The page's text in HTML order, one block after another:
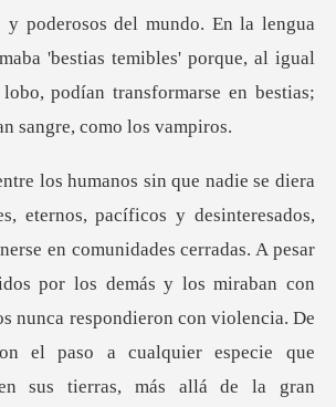
undo. En la lengua
'bestias temibles' porque, al igual
omunidades cerradas. A pesar
por los demás y los miraban con
nunca respondieron con violencia. De